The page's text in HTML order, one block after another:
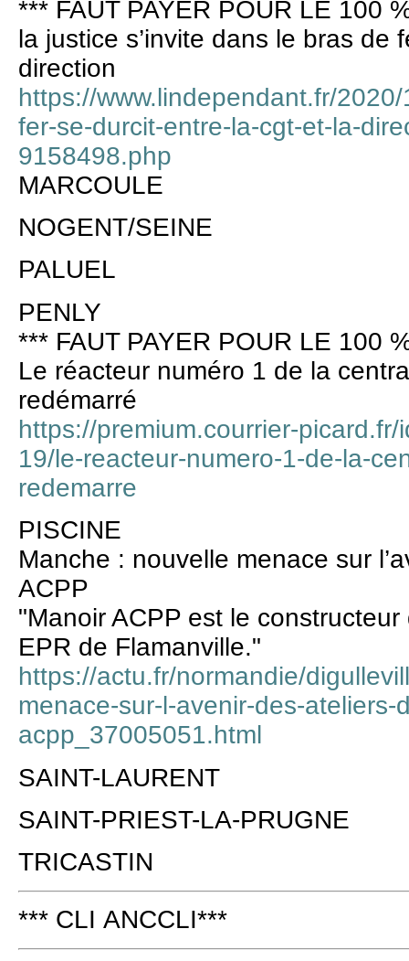
*** FAUT PAYER POUR LE 100
la justice s’invite dans le bras de
direction
https://www.lindependant.fr/
fer-se-durcit-entre-la-cgt-et-la-
9158498.php
MARCOULE
NOGENT/SEINE
PALUEL
PENLY
*** FAUT PAYER POUR LE 100
Le réacteur numéro 1 de la
redémarré
https://premium.courrier-
19/le-reacteur-numero-1-de-la-
redemarre
PISCINE
Manche : nouvelle menace sur
ACPP
"Manoir ACPP est le
EPR de Flamanville."
https://actu.fr/normandie/
menace-sur-l-avenir-des-ateliers-
acpp_37005051.html
SAINT-LAURENT
SAINT-PRIEST-LA-PRUGNE
TRICASTIN
*** CLI ANCCLI***